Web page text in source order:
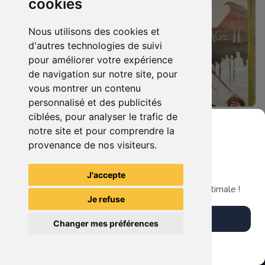
cookies
Nous utilisons des cookies et
d'autres technologies de suivi
pour améliorer votre expérience
de navigation sur notre site, pour
vous montrer un contenu
personnalisé et des publicités
ciblées, pour analyser le trafic de
notre site et pour comprendre la
provenance de nos visiteurs.
J'accepte
Je refuse
Changer mes préférences
12.90 € 0
Harry Potter Et Les Reliques De La Mort - 1ère Partie Xbox 360
5.90 €
Dragon Age Ii Xbox 360
TheGamingR83
Grenier du Geek
Télécharge notre app pour une expérience optimale !
Télécharger l'app